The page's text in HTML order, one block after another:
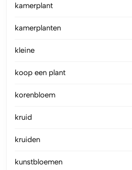
kamerplant
kamerplanten
kleine
koop een plant
korenbloem
kruid
kruiden
kunstbloemen